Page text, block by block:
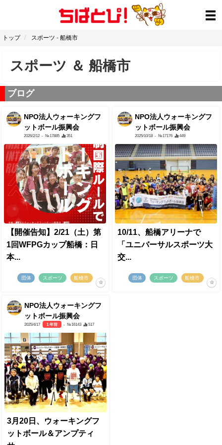
トップ スポーツ - 船橋市
スポーツ ＆ 船橋市
ブログ
NPO法人ウォーキングフ
ットボール振興会
2026/2/12 - №17885 351
【開催告知】2/21（土）第
1回WFPGカップ船橋：日
本...
団体 スポーツ 船橋市
NPO法人ウォーキングフ
ットボール振興会
2025/10/18 - №17176 449
10/11、船橋アリーナで
「ユニバーサルスポーツ大
交...
団体 スポーツ 船橋市
NPO法人ウォーキングフ
ットボール振興会
2025/4/17 1 年前 - №16143 517
3月20日、ウォーキングフ
ットボール＆アンプティ